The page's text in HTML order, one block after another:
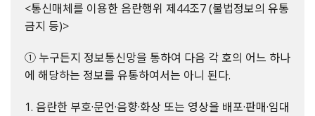
<통신매체를 이용한 음란행위 제44조7 (불법정보의 유통
금지 등)>
① 누구든지 정보통신망을 통하여 다음 각 호의 어느 하나
에 해당하는 정보를 유통하여서는 아니 된다.
1. 음란한 부호·문언·음향·화상 또는 영상을 배포·판매·임대